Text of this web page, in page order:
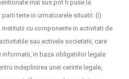
mai sus pot fi puse la
terte in urmatoarele situatii: (i)
cu componente in activitati de
sau activele societatii, care
in baza obligatiilor legale
indeplinirea unei cerinte legale,